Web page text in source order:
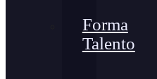
Forma
Talento